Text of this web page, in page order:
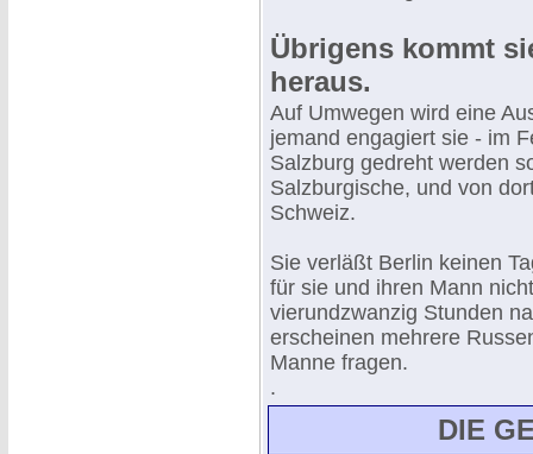
Übrigens kommt
heraus.
Auf Umwegen wird eine
jemand engagiert sie - im
Salzburg gedreht werden
Salzburgische, und von
Schweiz.
Sie verläßt Berlin keinen
für sie und ihren Mann
vierundzwanzig Stunden
erscheinen mehrere
Manne fragen.
.
DIE